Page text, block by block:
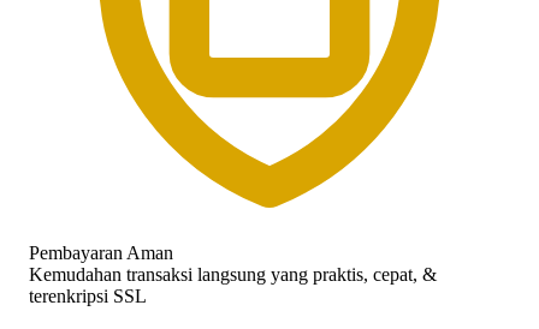
Pembayaran Aman
Kemudahan transaksi langsung yang praktis, cepat, &
terenkripsi SSL